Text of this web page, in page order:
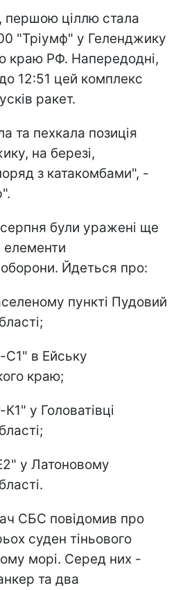
першою ціллю стала
"Тріумф" у Геленджику
краю РФ. Напередодні,
12:51 цей комплекс
ракет.
та пехкала позиція
на березі,
з катакомбами", -
були уражені ще
елементи
оборони. Йдеться про:
пункті Пудовий
в Ейську
краю;
у Головатівці
у Латоновому
СБС повідомив про
суден тіньового
морі. Серед них -
та два